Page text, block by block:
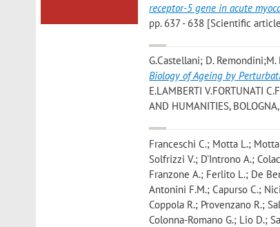
receptor-5 gene in acute
pp. 637 - 638 [Scientific
G.Castellani; D.
Biology of Ageing by
E.LAMBERTI V.FORTUNATI
AND HUMANITIES,
Franceschi C.; Motta L.;
Solfrizzi V.; D'Introno A.;
Franzone A.; Ferlito L.; De
Antonini F.M.; Capurso C.;
Coppola R.; Provenzano R.;
Colonna-Romano G.; Lio D.;